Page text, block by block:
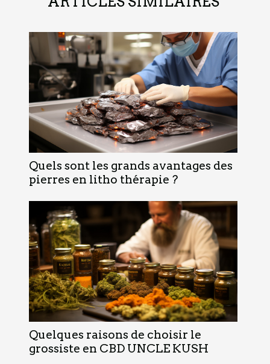
Quels sont les grands avantages des
pierres en litho thérapie ?
Quelques raisons de choisir le
grossiste en CBD UNCLE KUSH